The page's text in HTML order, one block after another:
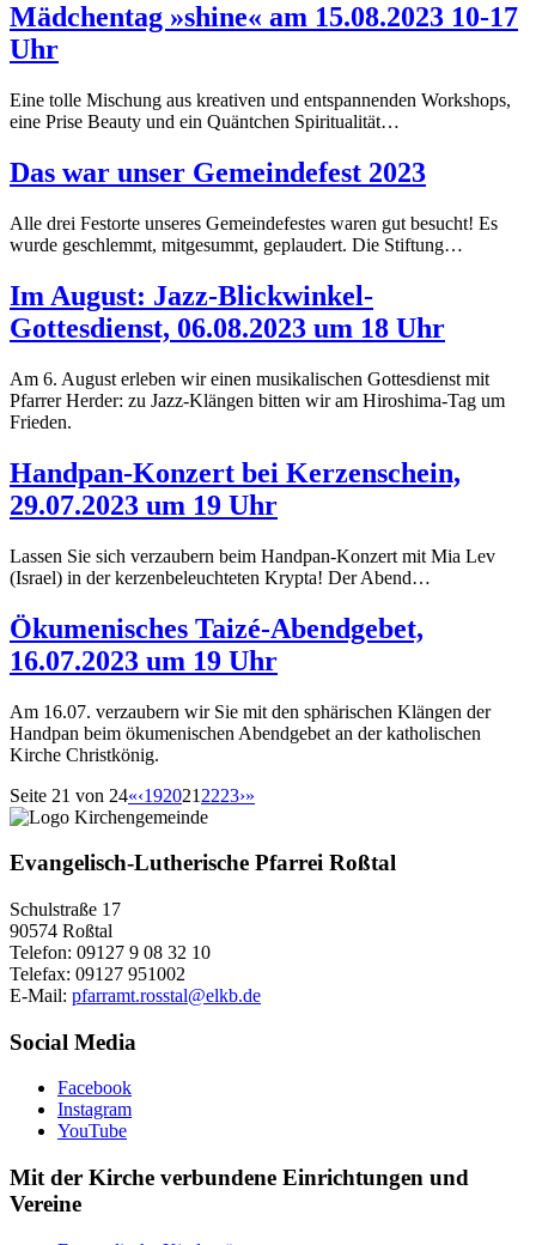
Mädchentag »shine« am 15.08.2023 10-17
Uhr
Eine tolle Mischung aus kreativen und entspannenden Workshops,
eine Prise Beauty und ein Quäntchen Spiritualität…
Das war unser Gemeindefest 2023
Alle drei Festorte unseres Gemeindefestes waren gut besucht! Es
wurde geschlemmt, mitgesummt, geplaudert. Die Stiftung…
Im August: Jazz-Blickwinkel-
Gottesdienst, 06.08.2023 um 18 Uhr
Am 6. August erleben wir einen musikalischen Gottesdienst mit
Pfarrer Herder: zu Jazz-Klängen bitten wir am Hiroshima-Tag um
Frieden.
Handpan-Konzert bei Kerzenschein,
29.07.2023 um 19 Uhr
Lassen Sie sich verzaubern beim Handpan-Konzert mit Mia Lev
(Israel) in der kerzenbeleuchteten Krypta! Der Abend…
Ökumenisches Taizé-Abendgebet,
16.07.2023 um 19 Uhr
Am 16.07. verzaubern wir Sie mit den sphärischen Klängen der
Handpan beim ökumenischen Abendgebet an der katholischen
Kirche Christkönig.
Seite 21 von 24«‹192021 2223›»
Evangelisch-Lutherische Pfarrei Roßtal
Schulstraße 17
90574 Roßtal
Telefon: 09127 9 08 32 10
Telefax: 09127 951002
E-Mail: pfarramt.rosstal@elkb.de
Social Media
Facebook
Instagram
YouTube
Mit der Kirche verbundene Einrichtungen und
Vereine